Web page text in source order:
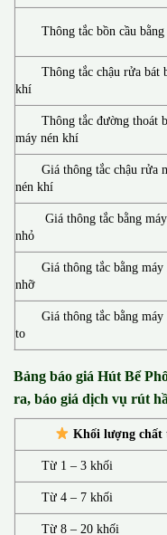
Thông tắc bồn cầu
Thông tắc chậu rửa bát
khí
Thông tắc đường thoát
máy nén khí
Giá thông tắc chậu rửa
nén khí
Giá thông tắc bằng
nhỏ
Giá thông tắc bằng
nhỡ
Giá thông tắc bằng
to
Bảng báo giá Hút Bể
ra, báo giá dịch vụ rút
Khối lượng chất
Từ 1 – 3 khối
Từ 4 – 7 khối
Từ 8 – 20 khối